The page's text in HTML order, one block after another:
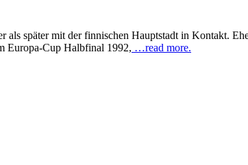
später mit der finnischen Hauptstadt in Kontakt.
Europa-Cup Halbfinal 1992, …read more.